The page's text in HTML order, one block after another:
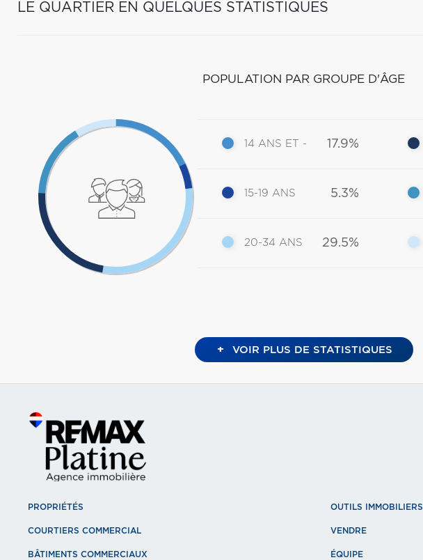
LE QUARTIER EN QUELQUES STATISTIQUES
POPULATION PAR GROUPE D'ÂGE
14 ANS ET - 17.9%
15-19 ANS 5.3%
20-34 ANS 29.5%
+ VOIR PLUS DE STATISTIQUES
PROPRIÉTÉS
COURTIERS COMMERCIAL
BÂTIMENTS COMMERCIAUX
OUTILS IMMOBILIERS
VENDRE
ÉQUIPE